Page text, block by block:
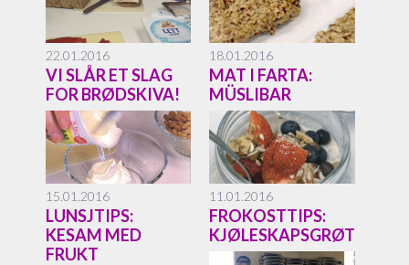
22.01.2016
VI SLÅR ET SLAG
FOR BRØDSKIVA!
18.01.2016
MAT I FARTA:
MÜSLIBAR
15.01.2016
LUNSJTIPS:
KESAM MED
FRUKT
11.01.2016
FROKOSTTIPS:
KJØLESKAPSGRØT